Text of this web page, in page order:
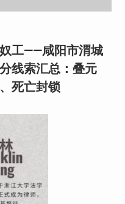
工——咸阳市渭城
线索汇总：叠元
死亡封锁